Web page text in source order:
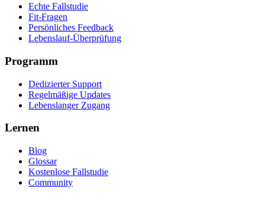
Echte Fallstudie
Fit-Fragen
Persönliches Feedback
Lebenslauf-Überprüfung
Programm
Dedizierter Support
Regelmäßige Updates
Lebenslanger Zugang
Lernen
Blog
Glossar
Kostenlose Fallstudie
Community